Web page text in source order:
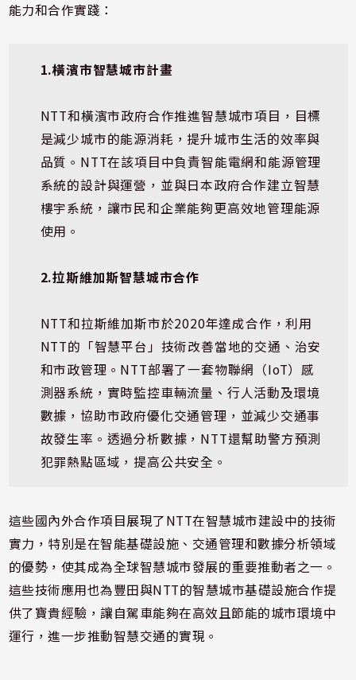
能力和合作實踐：
1.橫濱市智慧城市計畫
NTT和橫濱市政府合作推進智慧城市項目，目標
是減少城市的能源消耗，提升城市生活的效率與
品質。NTT在該項目中負責智能電網和能源管理
系統的設計與運營，並與日本政府合作建立智慧
樓宇系統，讓市民和企業能夠更高效地管理能源
使用。
2.拉斯維加斯智慧城市合作
NTT和拉斯維加斯市於2020年達成合作，利用
NTT的「智慧平台」技術改善當地的交通、治安
和市政管理。NTT部署了一套物聯網（IoT）感
測器系統，實時監控車輛流量、行人活動及環境
數據，協助市政府優化交通管理，並減少交通事
故發生率。透過分析數據，NTT還幫助警方預測
犯罪熱點區域，提高公共安全。
這些國內外合作項目展現了NTT在智慧城市建設中的技術
實力，特別是在智能基礎設施、交通管理和數據分析領域
的優勢，使其成為全球智慧城市發展的重要推動者之一。
這些技術應用也為豐田與NTT的智慧城市基礎設施合作提
供了寶貴經驗，讓自駕車能夠在高效且節能的城市環境中
運行，進一步推動智慧交通的實現。